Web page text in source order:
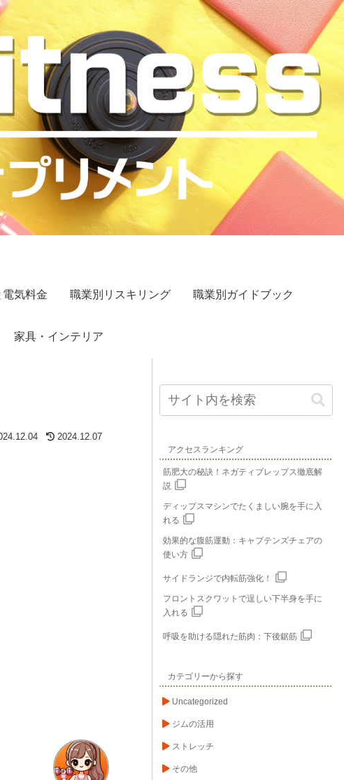
気料金 職業別リスキリング 職業別ガイドブック
家具・インテリア
2024.12.07
アクセスランキング
筋肥大の秘訣！ネガティブレップス徹底解
説
ディップスマシンでたくましい腕を手に入
れる
効果的な腹筋運動：キャプテンズチェアの
使い方
サイドランジで内転筋強化！
フロントスクワットで逞しい下半身を手に
入れる
呼吸を助ける隠れた筋肉：下後鋸筋
カテゴリーから探す
Uncategorized
ジムの活用
ストレッチ
その他